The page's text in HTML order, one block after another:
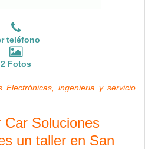
teléfono
2 Fotos
Electrónicas, ingenieria y servicio
Car Soluciones
un taller en San